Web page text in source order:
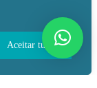
Aceitar tudo